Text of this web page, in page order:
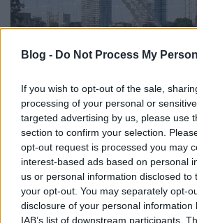
Blog - Do Not Process My
If you wish to opt-out of the sale,
processing of your personal or
targeted advertising by us, please use
section to confirm your selection.
opt-out request is processed you may
interest-based ads based on personal
us or personal information disclosed to
your opt-out. You may separately opt-
disclosure of your personal information
IAB’s list of downstream participants.
A világ egyik
Határátkelő•2018. október 09.
A kanadai Torontóval
városom-sorozat (eddigi részei